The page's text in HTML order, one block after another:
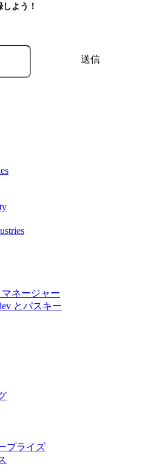
よう！
ネージャー
とパスキー
プライズ